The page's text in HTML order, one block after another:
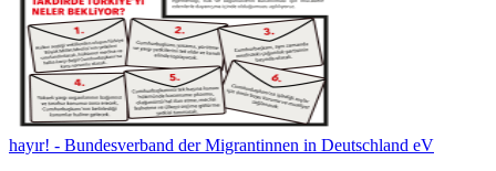
hayır! - Bundesverband der Migrantinnen in Deutschland eV